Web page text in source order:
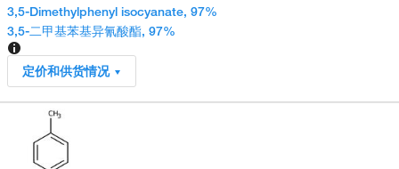
3,5-Dimethylphenyl isocyanate, 97%
3,5-二甲基苯基异氰酸酯, 97%
定价和供货情况